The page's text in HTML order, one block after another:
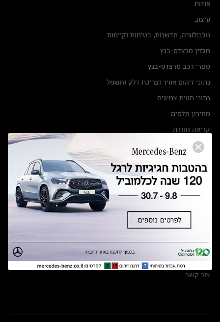
אודות
עיצוב
טכנולוגיה, חדשנות, בטיחות וקיימות
מגזין מרצדס-בנץ
ספרי רכב מרצדס-בנץ
נתוני זיהום אוויר וצריכת דלק וחשמל
נתוני תווית צמיגים
מחירון חלפים
קריאה חוזרת
הודעה על הטבות לרכבי מרצדס בהסדר פשרה בתצ 56447-02-19
תקנון ימי מכירות 120 לכלמוביל
מצאו אותנו
אולמות תצוגה
מרכזי שירות
צור קשר